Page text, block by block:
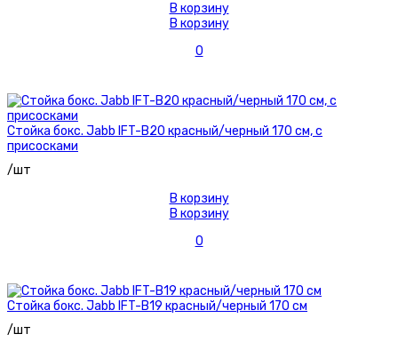
В корзину
В корзину
0
Стойка бокс. Jabb IFT-B20 красный/черный 170 см, с
присосками
/шт
В корзину
В корзину
0
Стойка бокс. Jabb IFT-B19 красный/черный 170 см
/шт